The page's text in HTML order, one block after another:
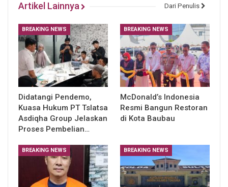
Artikel Lainnya Dari Penulis
BREAKING NEWS
Didatangi Pendemo,
Kuasa Hukum PT Tslatsa
Asdiqha Group Jelaskan
Proses Pembelian…
BREAKING NEWS
McDonald’s Indonesia
Resmi Bangun Restoran
di Kota Baubau
BREAKING NEWS BREAKING NEWS